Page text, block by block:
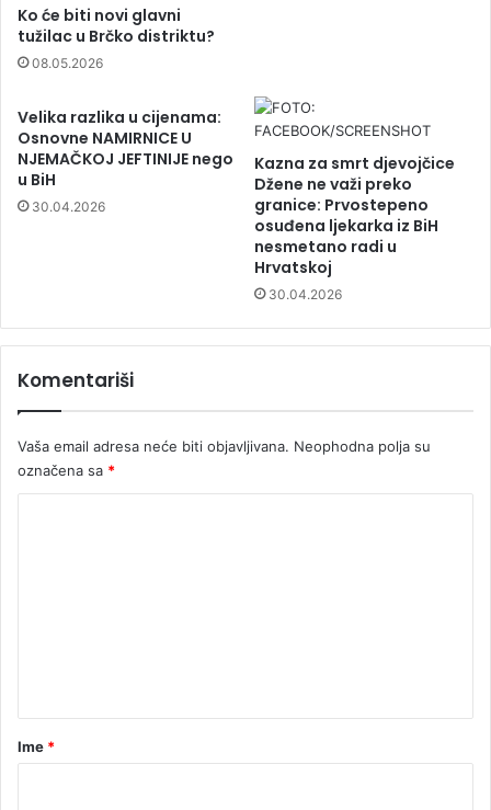
Ko će biti novi glavni
tužilac u Brčko distriktu?
08.05.2026
Velika razlika u cijenama:
Osnovne NAMIRNICE U
NJEMAČKOJ JEFTINIJE nego
u BiH
30.04.2026
Kazna za smrt djevojčice
Džene ne važi preko
granice: Prvostepeno
osuđena ljekarka iz BiH
nesmetano radi u
Hrvatskoj
30.04.2026
Komentariši
Vaša email adresa neće biti objavljivana. Neophodna polja su
označena sa *
r
Ime *